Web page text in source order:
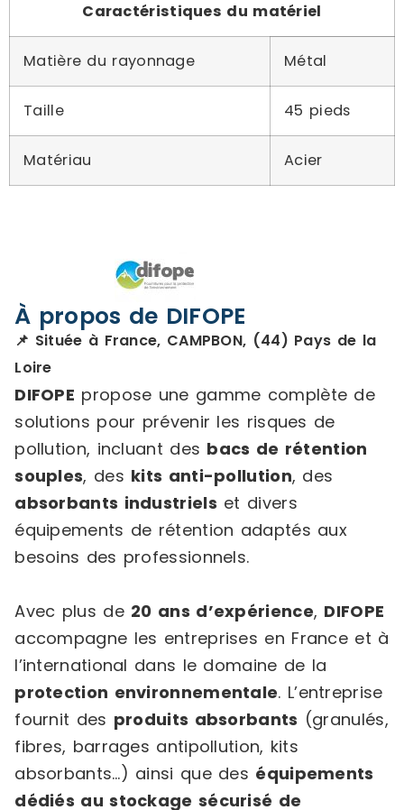
Caractéristiques du matériel
Matière du rayonnage Métal
Taille 45 pieds
Matériau Acier
À propos de DIFOPE
📌 Située à France, CAMPBON, (44) Pays de la
Loire
DIFOPE propose une gamme complète de
solutions pour prévenir les risques de
pollution, incluant des bacs de rétention
souples, des kits anti-pollution, des
absorbants industriels et divers
équipements de rétention adaptés aux
besoins des professionnels.
Avec plus de 20 ans d’expérience, DIFOPE
accompagne les entreprises en France et à
l’international dans le domaine de la
protection environnementale. L’entreprise
fournit des produits absorbants (granulés,
fibres, barrages antipollution, kits
absorbants…) ainsi que des équipements
dédiés au stockage sécurisé de